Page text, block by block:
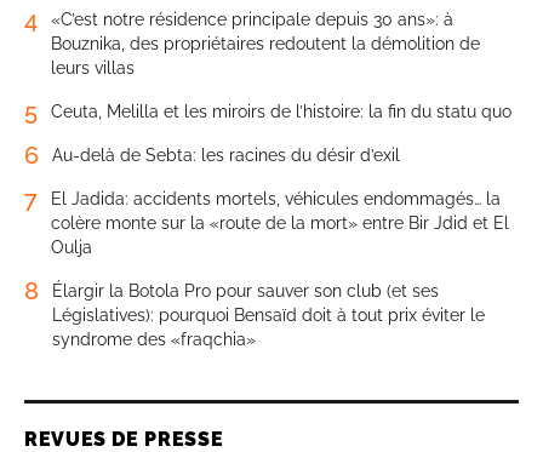
4
«C’est notre résidence principale depuis 30 ans»: à
Bouznika, des propriétaires redoutent la démolition de
leurs villas
5 Ceuta, Melilla et les miroirs de l’histoire: la fin du statu quo
6 Au-delà de Sebta: les racines du désir d’exil
7
El Jadida: accidents mortels, véhicules endommagés… la
colère monte sur la «route de la mort» entre Bir Jdid et El
Oulja
8
Élargir la Botola Pro pour sauver son club (et ses
Législatives): pourquoi Bensaïd doit à tout prix éviter le
syndrome des «fraqchia»
REVUES DE PRESSE